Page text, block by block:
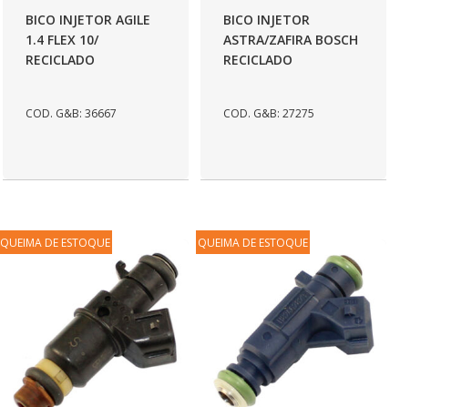
BICO INJETOR AGILE
1.4 FLEX 10/
RECICLADO
COD. G&B: 36667
BICO INJETOR
ASTRA/ZAFIRA BOSCH
RECICLADO
COD. G&B: 27275
QUEIMA DE ESTOQUE QUEIMA DE ESTOQUE